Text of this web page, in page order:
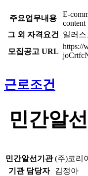
주요업무내용
E-
content
그 외 자격요건
일러
모집공고 URL
https://
근로조건
민간알
민간알선기관 (주)코리
기관 담당자
김정아